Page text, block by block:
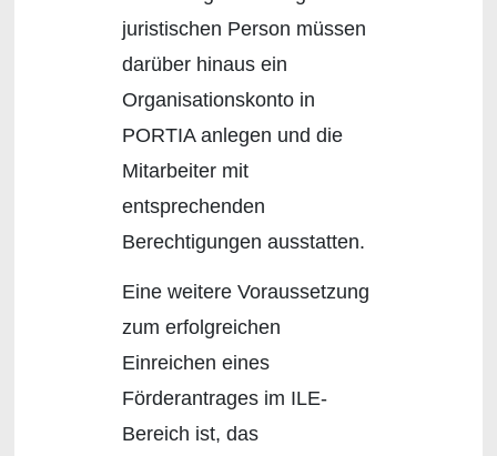
juristischen Person müssen
darüber hinaus ein
Organisationskonto in
PORTIA anlegen und die
Mitarbeiter mit
entsprechenden
Berechtigungen ausstatten.
Eine weitere Voraussetzung
zum erfolgreichen
Einreichen eines
Förderantrages im ILE-
Bereich ist, das